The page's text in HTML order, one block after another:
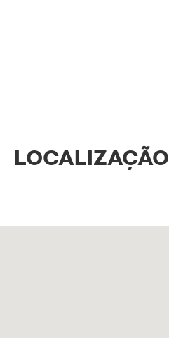
LOCALIZAÇÃO